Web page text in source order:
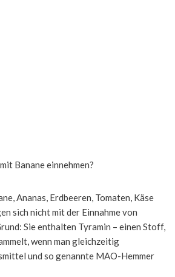
Banane einnehmen?
Ananas, Erdbeeren, Tomaten, Käse
sich nicht mit der Einnahme von
Sie enthalten Tyramin – einen Stoff,
wenn man gleichzeitig
und so genannte MAO-Hemmer